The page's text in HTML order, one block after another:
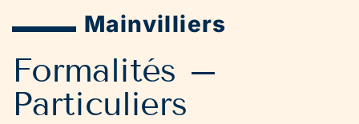
Mainvilliers
Formalités –
Particuliers